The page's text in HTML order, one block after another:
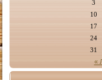
«
3
10
17
24
31